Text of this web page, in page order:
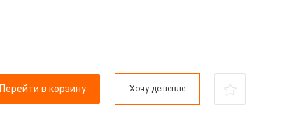
Перейти в корзину Хочу дешевле